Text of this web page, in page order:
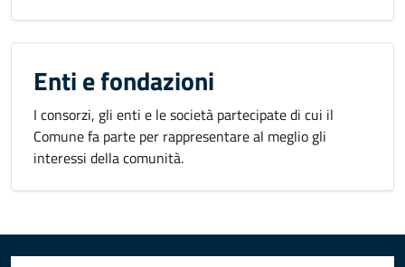
Enti e fondazioni
I consorzi, gli enti e le società partecipate di cui il
Comune fa parte per rappresentare al meglio gli
interessi della comunità.